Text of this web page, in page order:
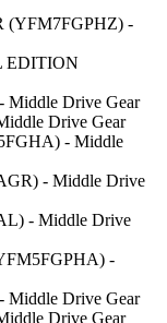
(YFM7FGPHZ) -
EDITION
Middle Drive Gear
Drive Gear
- Middle
- Middle Drive
- Middle Drive
-
Middle Drive Gear
Drive Gear